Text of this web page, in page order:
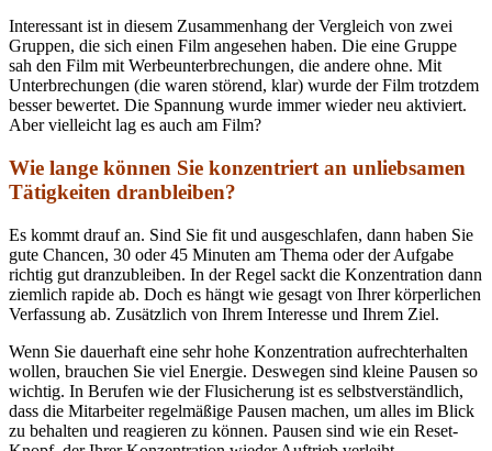
Interessant ist in diesem Zusammenhang der Vergleich von zwei
Gruppen, die sich einen Film angesehen haben. Die eine Gruppe
sah den Film mit Werbeunterbrechungen, die andere ohne. Mit
Unterbrechungen (die waren störend, klar) wurde der Film trotzdem
besser bewertet. Die Spannung wurde immer wieder neu aktiviert.
Aber vielleicht lag es auch am Film?
Wie lange können Sie konzentriert an unliebsamen
Tätigkeiten dranbleiben?
Es kommt drauf an. Sind Sie fit und ausgeschlafen, dann haben Sie
gute Chancen, 30 oder 45 Minuten am Thema oder der Aufgabe
richtig gut dranzubleiben. In der Regel sackt die Konzentration dann
ziemlich rapide ab. Doch es hängt wie gesagt von Ihrer körperlichen
Verfassung ab. Zusätzlich von Ihrem Interesse und Ihrem Ziel.
Wenn Sie dauerhaft eine sehr hohe Konzentration aufrechterhalten
wollen, brauchen Sie viel Energie. Deswegen sind kleine Pausen so
wichtig. In Berufen wie der Flusicherung ist es selbstverständlich,
dass die Mitarbeiter regelmäßige Pausen machen, um alles im Blick
zu behalten und reagieren zu können. Pausen sind wie ein Reset-